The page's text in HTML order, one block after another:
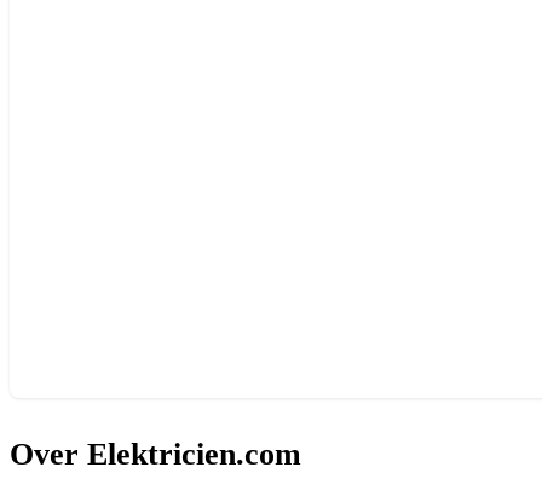
Over Elektricien.com